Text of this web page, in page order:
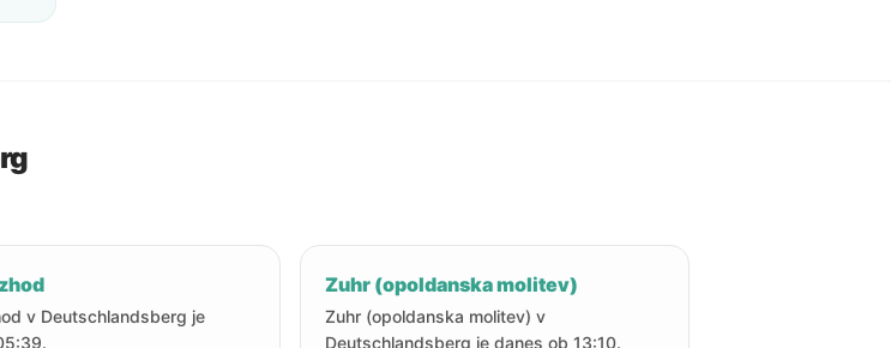
v Deutschlandsberg je
Zuhr (opoldanska molitev)
Zuhr (opoldanska molitev) v
Deutschlandsberg je danes ob 13:10.